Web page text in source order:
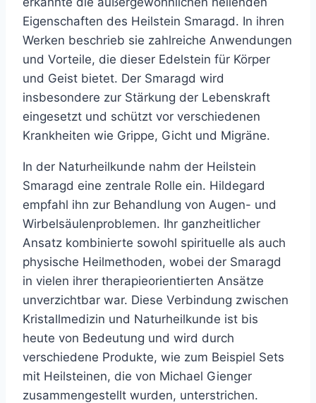
Eigenschaften des Heilstein Smaragd. In ihren
Werken beschrieb sie zahlreiche Anwendungen
und Vorteile, die dieser Edelstein für Körper
und Geist bietet. Der Smaragd wird
insbesondere zur Stärkung der Lebenskraft
eingesetzt und schützt vor verschiedenen
Krankheiten wie Grippe, Gicht und Migräne.
In der Naturheilkunde nahm der Heilstein
Smaragd eine zentrale Rolle ein. Hildegard
empfahl ihn zur Behandlung von Augen- und
Wirbelsäulenproblemen. Ihr ganzheitlicher
Ansatz kombinierte sowohl spirituelle als auch
physische Heilmethoden, wobei der Smaragd
in vielen ihrer therapieorientierten Ansätze
unverzichtbar war. Diese Verbindung zwischen
Kristallmedizin und Naturheilkunde ist bis
heute von Bedeutung und wird durch
verschiedene Produkte, wie zum Beispiel Sets
mit Heilsteinen, die von Michael Gienger
zusammengestellt wurden, unterstrichen.